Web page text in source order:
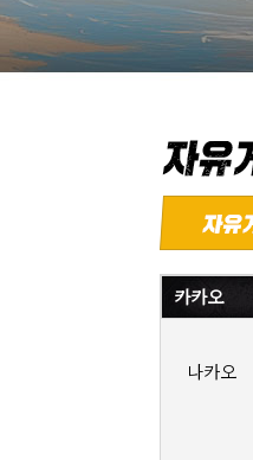
카카오
나카오